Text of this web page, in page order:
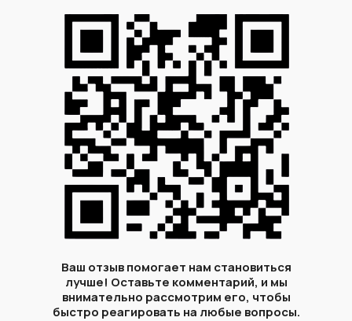
Ваш отзыв помогает нам становиться
лучше! Оставьте комментарий, и мы
внимательно рассмотрим его, чтобы
быстро реагировать на любые вопросы.